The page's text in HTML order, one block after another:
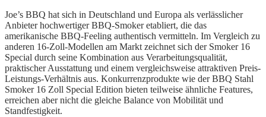
Joe’s BBQ hat sich in Deutschland und Europa als verlässlicher
Anbieter hochwertiger BBQ-Smoker etabliert, die das
amerikanische BBQ-Feeling authentisch vermitteln. Im Vergleich zu
anderen 16-Zoll-Modellen am Markt zeichnet sich der Smoker 16
Special durch seine Kombination aus Verarbeitungsqualität,
praktischer Ausstattung und einem vergleichsweise attraktiven Preis-
Leistungs-Verhältnis aus. Konkurrenzprodukte wie der BBQ Stahl
Smoker 16 Zoll Special Edition bieten teilweise ähnliche Features,
erreichen aber nicht die gleiche Balance von Mobilität und
Standfestigkeit.